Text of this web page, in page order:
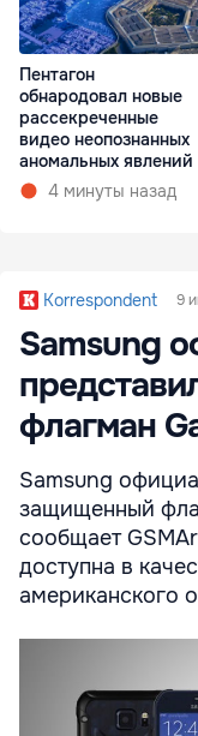
Пентагон
обнародовал новые
рассекреченные
видео неопознанных
аномальных явлений
4 минуты назад
Korrespondent 9
Samsung
флагман
Samsung
защищенный
сообщает
доступна в
американского